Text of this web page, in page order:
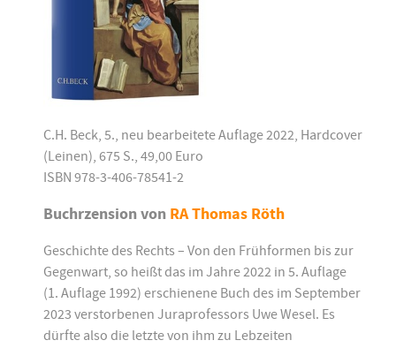
C.H. Beck, 5., neu bearbeitete Auflage 2022, Hardcover
(Leinen), 675 S., 49,00 Euro
ISBN 978-3-406-78541-2
Buchrzension von RA Thomas Röth
Geschichte des Rechts – Von den Frühformen bis zur
Gegenwart, so heißt das im Jahre 2022 in 5. Auflage
(1. Auflage 1992) erschienene Buch des im September
2023 verstorbenen Juraprofessors Uwe Wesel. Es
dürfte also die letzte von ihm zu Lebzeiten